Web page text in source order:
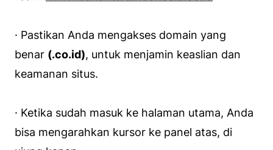
· Pastikan Anda mengakses domain yang
benar (.co.id), untuk menjamin keaslian dan
keamanan situs.
· Ketika sudah masuk ke halaman utama, Anda
bisa mengarahkan kursor ke panel atas, di